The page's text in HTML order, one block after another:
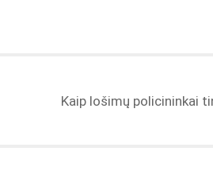
Kaip lošimų policininkai